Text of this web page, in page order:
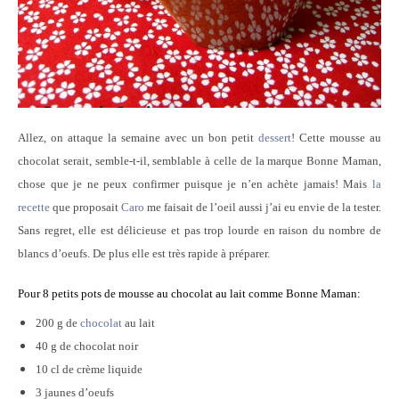
Allez, on attaque la semaine avec un bon petit dessert! Cette mousse au
chocolat serait, semble-t-il, semblable à celle de la marque Bonne Maman,
chose que je ne peux confirmer puisque je n’en achète jamais! Mais la
recette que proposait Caro me faisait de l’oeil aussi j’ai eu envie de la tester.
Sans regret, elle est délicieuse et pas trop lourde en raison du nombre de
blancs d’oeufs. De plus elle est très rapide à préparer.
Pour 8 petits pots de mousse au chocolat au lait comme Bonne Maman:
200 g de chocolat au lait
40 g de chocolat noir
10 cl de crème liquide
3 jaunes d’oeufs